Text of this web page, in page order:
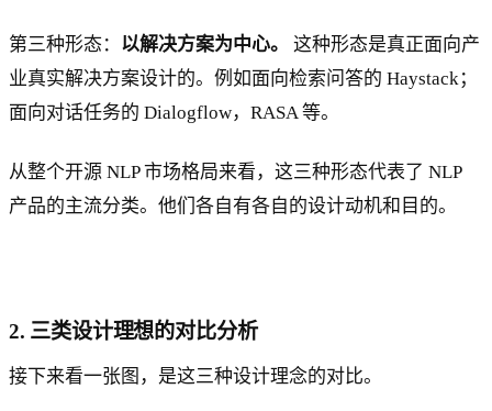
第三种形态： 以解决方案为中心。
这种形态是真正面向产
业真实解决方案设计的。例如面向检索问答的 Haystack；
面向对话任务的 Dialogflow，RASA 等。
从整个开源 NLP 市场格局来看，这三种形态代表了 NLP
产品的主流分类。他们各自有各自的设计动机和目的。
2. 三类设计理想的对比分析
接下来看一张图，是这三种设计理念的对比。